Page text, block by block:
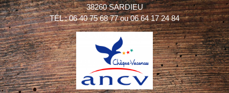
38260 SARDIEU
TÉL : 06 40 75 68 77 ou 06 64 17 24 84